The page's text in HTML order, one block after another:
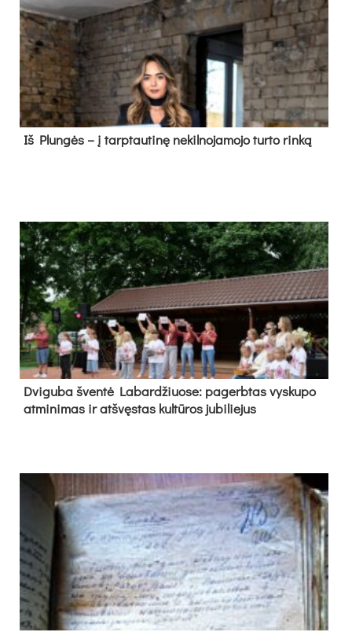
Iš Plungės – į tarptautinę nekilnojamojo turto rinką
Dvi­gu­ba šven­tė La­bar­džiuo­se: pa­gerb­tas vys­ku­po
at­mi­ni­mas ir at­švęs­tas kul­tū­ros ju­bi­lie­jus